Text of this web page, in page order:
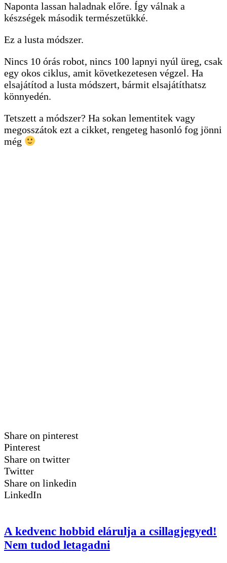
Naponta lassan haladnak előre. Így válnak a
készségek második természetükké.
Ez a lusta módszer.
Nincs 10 órás robot, nincs 100 lapnyi nyúl üreg, csak
egy okos ciklus, amit következetesen végzel. Ha
elsajátítod a lusta módszert, bármit elsajátíthatsz
könnyedén.
Tetszett a módszer? Ha sokan lementitek vagy
megosszátok ezt a cikket, rengeteg hasonló fog jönni
még
Share on pinterest
Pinterest
Share on twitter
Twitter
Share on linkedin
LinkedIn
A kedvenc hobbid elárulja a csillagjegyed!
Nem tudod letagadni